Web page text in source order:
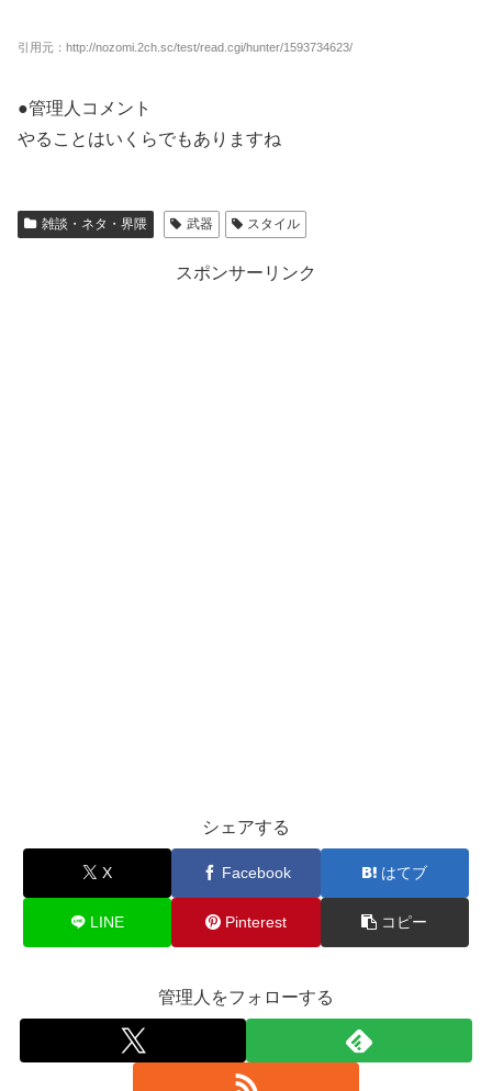
引用元：http://nozomi.2ch.sc/test/read.cgi/hunter/1593734623/
●管理人コメント
やることはいくらでもありますね
雑談・ネタ・界隈 武器 スタイル
スポンサーリンク
シェアする
X Facebook はてブ
LINE Pinterest コピー
管理人をフォローする